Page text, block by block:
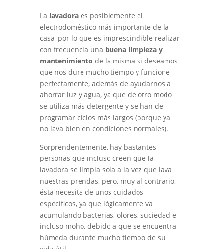
La lavadoraes posiblemente el
electrodoméstico más importante de la
casa, por lo que es imprescindible realizar
con frecuencia una buena limpieza y
mantenimiento de la misma si deseamos
que nos dure mucho tiempo y funcione
perfectamente, además de ayudarnos a
ahorrar luz y agua, ya que de otro modo
se utiliza más detergente y se han de
programar ciclos más largos (porque ya
no lava bien en condiciones normales).
Sorprendentemente, hay bastantes
personas que incluso creen que la
lavadora se limpia sola a la vez que lava
nuestras prendas, pero, muy al contrario,
ésta necesita de unos cuidados
específicos, ya que lógicamente va
acumulando bacterias, olores, suciedad e
incluso moho, debido a que se encuentra
húmeda durante mucho tiempo de su